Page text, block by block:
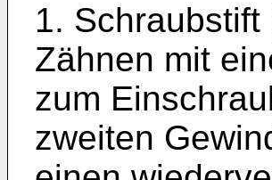
1.
Zähnen mit
zum
zweiten